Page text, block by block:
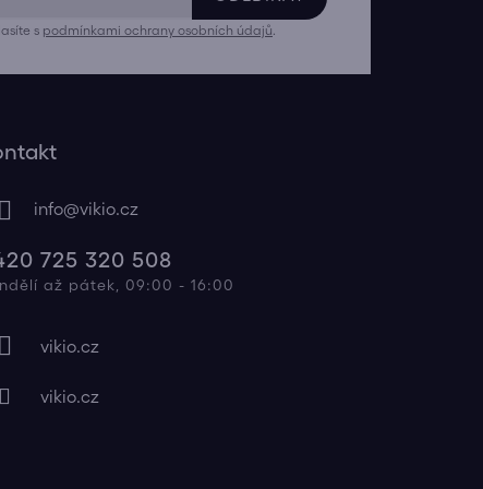
s podmínkami ochrany osobních údajů
info@vikio.cz
725 320 508